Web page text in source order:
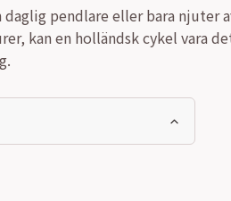
pendlare eller bara njuter
kan en holländsk cykel vara